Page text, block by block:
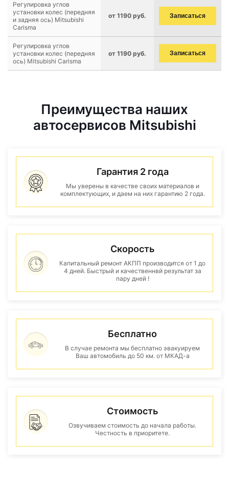
Регулировка углов
установки колес (передняя
и задняя ось) Mitsubishi
Carisma
от 1190 руб. Записаться
Регулировка углов
установки колес (передняя
ось) Mitsubishi Carisma
от 1190 руб. Записаться
Преимущества наших
автосервисов Mitsubishi
Гарантия 2 года
Мы уверены в качестве своих материалов и
комплектующих, и даем на них гарантию 2 года.
Скорость
Капитальный ремонт АКПП производится от 1 до
4 дней. Быстрый и качественнвй результат за
пару дней !
Бесплатно
В случае ремонта мы бесплатно эвакуируем
Ваш автомобиль до 50 км. от МКАД-а
Стоимость
Озвучиваем стоимость до начала работы.
Честность в приоритете.